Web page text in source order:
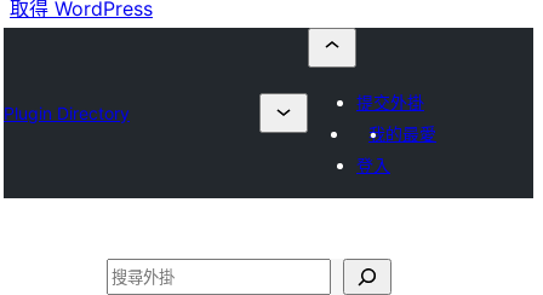
取得 WordPress
Plugin Directory
提交外掛
我的最愛
登入
搜